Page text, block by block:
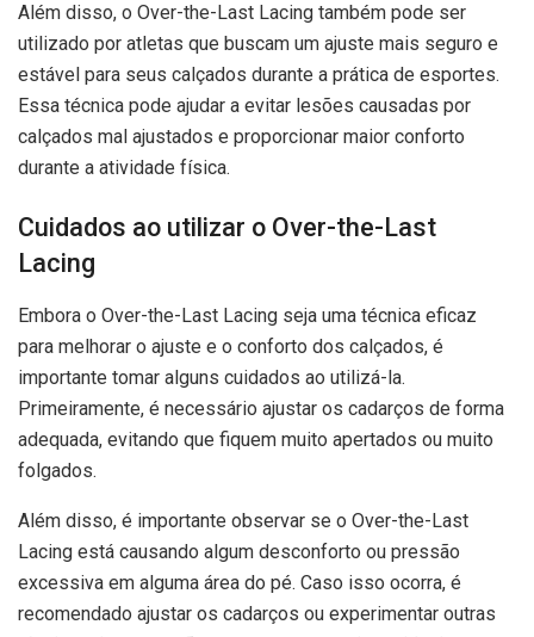
Além disso, o Over-the-Last Lacing também pode ser
utilizado por atletas que buscam um ajuste mais seguro e
estável para seus calçados durante a prática de esportes.
Essa técnica pode ajudar a evitar lesões causadas por
calçados mal ajustados e proporcionar maior conforto
durante a atividade física.
Cuidados ao utilizar o Over-the-Last
Lacing
Embora o Over-the-Last Lacing seja uma técnica eficaz
para melhorar o ajuste e o conforto dos calçados, é
importante tomar alguns cuidados ao utilizá-la.
Primeiramente, é necessário ajustar os cadarços de forma
adequada, evitando que fiquem muito apertados ou muito
folgados.
Além disso, é importante observar se o Over-the-Last
Lacing está causando algum desconforto ou pressão
excessiva em alguma área do pé. Caso isso ocorra, é
recomendado ajustar os cadarços ou experimentar outras